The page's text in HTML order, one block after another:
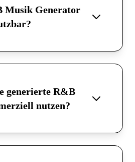
Musik Generator
generierte R&B
nutzen?